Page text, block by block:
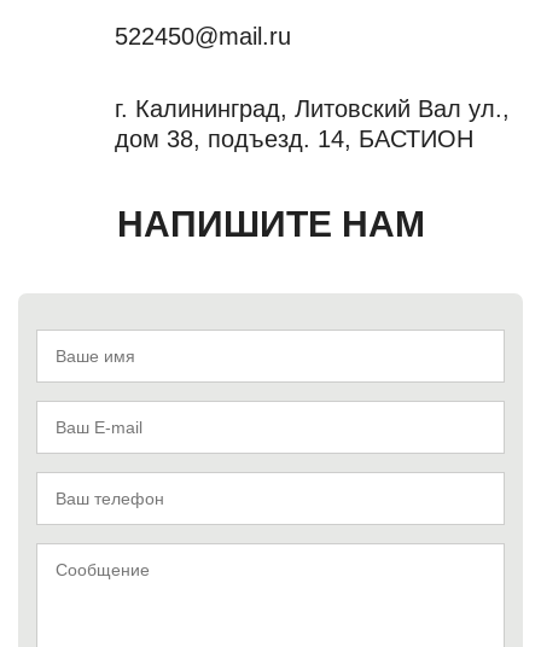
522450@mail.ru
г. Калининград, Литовский Вал ул.,
дом 38, подъезд. 14, БАСТИОН
НАПИШИТЕ НАМ